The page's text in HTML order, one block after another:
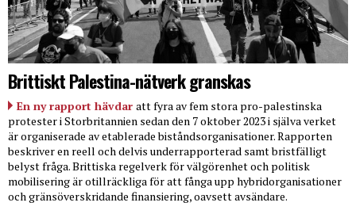
Brittiskt Palestina-nätverk granskas
En ny rapport hävdar att fyra av fem stora pro-palestinska
protester i Storbritannien sedan den 7 oktober 2023 i själva verket
är organiserade av etablerade biståndsorganisationer. Rapporten
beskriver en reell och delvis underrapporterad samt bristfälligt
belyst fråga. Brittiska regelverk för välgörenhet och politisk
mobilisering är otillräckliga för att fånga upp hybridorganisationer
och gränsöverskridande finansiering, oavsett avsändare.